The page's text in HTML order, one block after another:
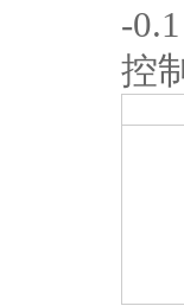
-
控